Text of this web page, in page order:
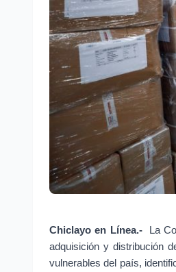
Chiclayo en Línea.-
La
adquisición y distribución
vulnerables del país,